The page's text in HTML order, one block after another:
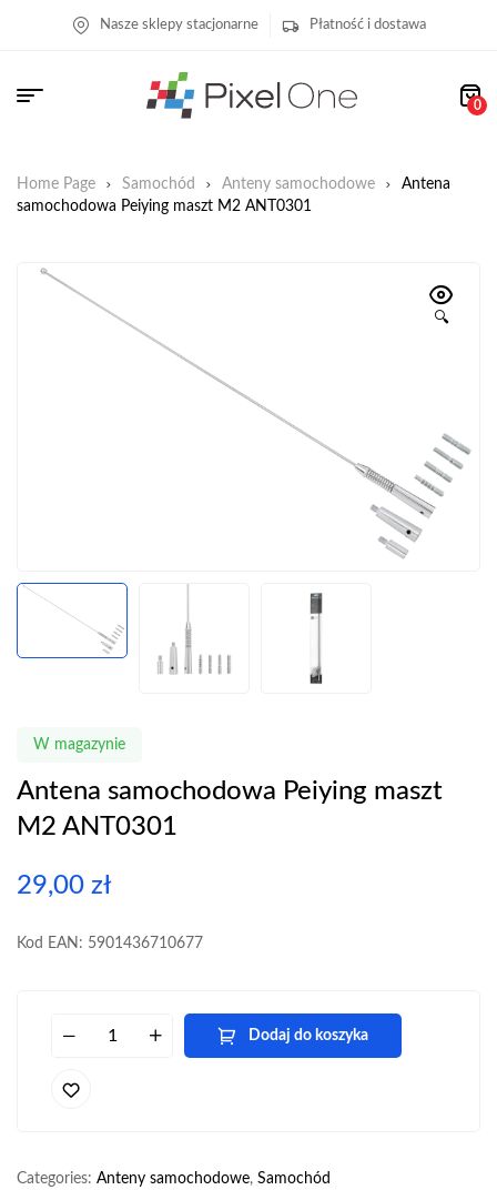
Nasze sklepy stacjonarne Płatność i dostawa
0
Home Page Samochód Anteny samochodowe
Antena
samochodowa Peiying maszt M2 ANT0301
🔍
W magazynie
Antena samochodowa Peiying maszt
M2 ANT0301
29,00 zł
Kod EAN: 5901436710677
Dodaj do koszyka
Categories: Anteny samochodowe, Samochód